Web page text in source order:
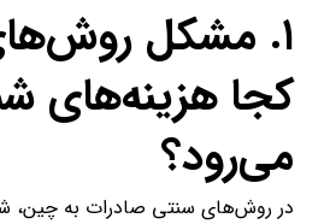
۱. مشکل
کجا هزینه‌های
می‌رود؟
در روش‌های سنتی صادرات به چین،